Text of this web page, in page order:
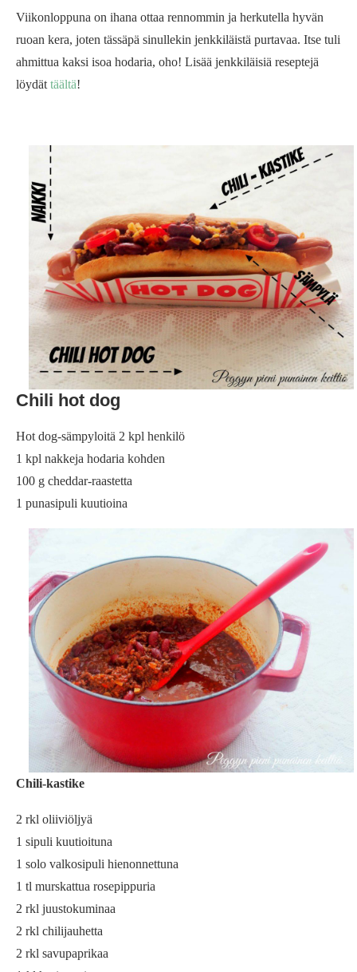
Viikonloppuna on ihana ottaa rennommin ja herkutella hyvän
ruoan kera, joten tässäpä sinullekin jenkkiläistä purtavaa. Itse tuli
ahmittua kaksi isoa hodaria, oho! Lisää jenkkiläisiä reseptejä
löydät täältä!
Chili hot dog
Hot dog-sämpyloitä 2 kpl henkilö
1 kpl nakkeja hodaria kohden
100 g cheddar-raastetta
1 punasipuli kuutioina
Chili-kastike
2 rkl oliiviöljyä
1 sipuli kuutioituna
1 solo valkosipuli hienonnettuna
1 tl murskattua rosepippuria
2 rkl juustokuminaa
2 rkl chilijauhetta
2 rkl savupaprikaa